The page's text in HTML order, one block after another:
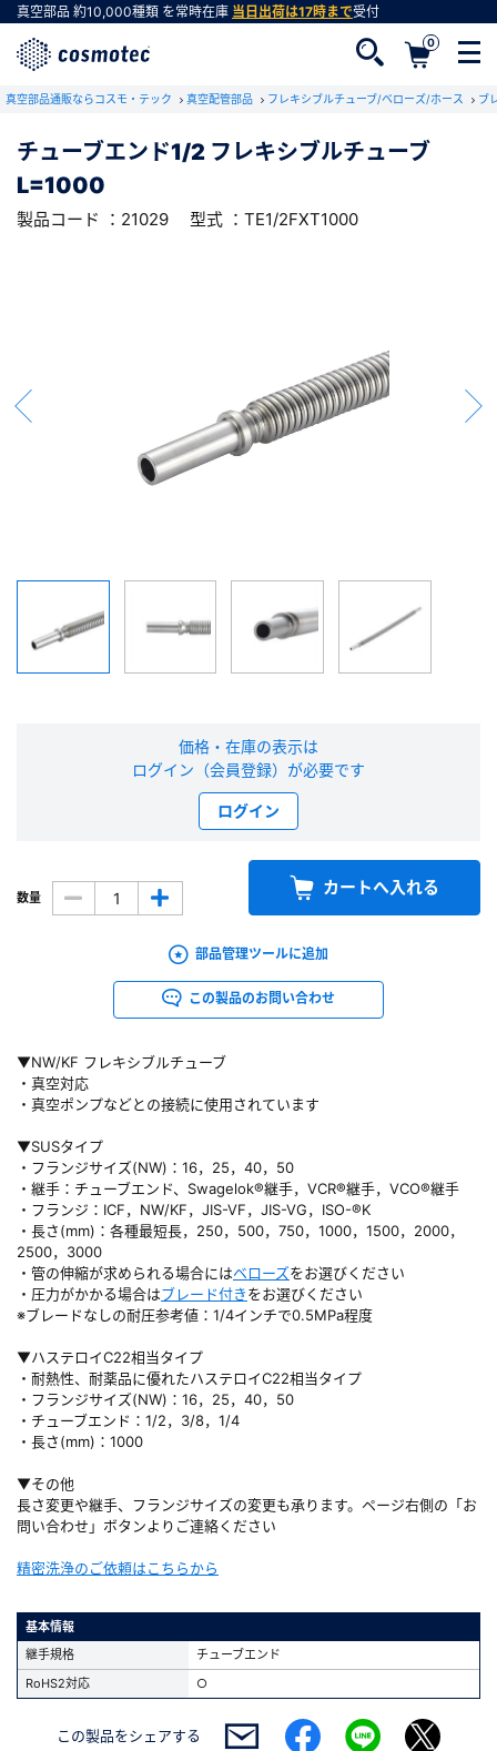
真空部品 約10,000種類 を常時在庫 当日出荷は17時まで受付
0
真空部品通販ならコスモ・テック 真空配管部品 フレキシブルチューブ/ベローズ/ホース ブ
チューブエンド1/2 フレキシブルチューブ
L=1000
製品コード ：21029 型式 ：TE1/2FXT1000
▼NW/KF フレキシブルチューブ
・真空対応
・真空ポンプなどとの接続に使用されています
▼SUSタイプ
・フランジサイズ(NW)：16，25，40，50
・継手：チューブエンド、Swagelok®継手，VCR®継手，VCO®継手
・フランジ：ICF，NW/KF，JIS-VF，JIS-VG，ISO-®K
・長さ(mm)：各種最短長，250，500，750，1000，1500，2000，
2500，3000
・管の伸縮が求められる場合にはベローズをお選びください
・圧力がかかる場合はブレード付きをお選びください
※ブレードなしの耐圧参考値：1/4インチで0.5MPa程度
▼ハステロイC22相当タイプ
・耐熱性、耐薬品に優れたハステロイC22相当タイプ
・フランジサイズ(NW)：16，25，40，50
・チューブエンド：1/2，3/8，1/4
・長さ(mm)：1000
▼その他
長さ変更や継手、フランジサイズの変更も承ります。ページ右側の「お
問い合わせ」ボタンよりご連絡ください
精密洗浄のご依頼はこちらから
基本情報
継手規格
チューブエンド
RoHS2対応
○
価格・在庫の表示は
ログイン（会員登録）が必要です
ログイン
数量 カートへ入れる
部品管理ツールに追加
この製品のお問い合わせ
この製品をシェアする
RoHS2適合報告書のダウンロード
下記製品のRoHS2適合報告書のダウンロードをします。
チューブエンド1/2 フレキシブルチューブ
L=1000
型式 ：TE1/2FXT1000 製品コード ：21029
ダウンロードする
会員登録をすれば、便利な機能がご利用いただけ
があります。また当社の判断によりお断りする場合があります。
会員の方はこちら
ログイン
お問い合わせページ